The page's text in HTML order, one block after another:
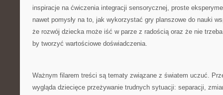
inspiracje na ćwiczenia integracji sensorycznej, proste
nawet pomysły na to, jak wykorzystać gry planszowe do nauki
że rozwój dziecka może iść w parze z radością oraz że nie
by tworzyć wartościowe doświadczenia.
Ważnym filarem treści są tematy związane z światem uczuć.
wygląda dziecięce przeżywanie trudnych sytuacji: separacji,